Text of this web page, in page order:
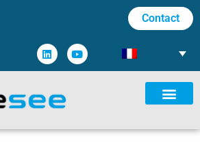
Contact